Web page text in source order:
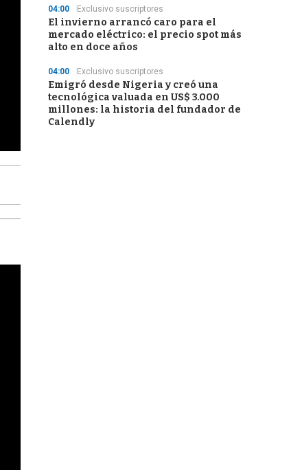
04:00 Exclusivo suscriptores
El invierno arrancó caro para el
mercado eléctrico: el precio spot más
alto en doce años
04:00 Exclusivo suscriptores
Emigró desde Nigeria y creó una
tecnológica valuada en US$ 3.000
millones: la historia del fundador de
Calendly